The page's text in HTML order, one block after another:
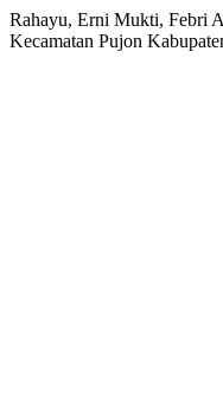
Rahayu, Erni Mukti, Febri
Kecamatan Pujon